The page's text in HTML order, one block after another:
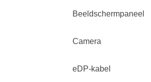
Beeldschermpaneel
Camera
eDP-kabel